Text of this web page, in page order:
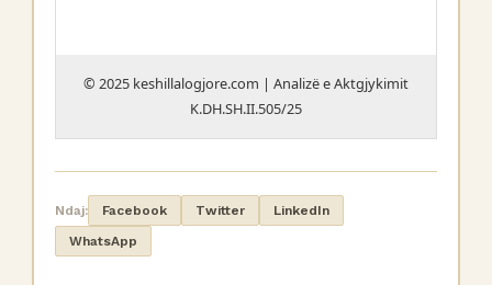
© 2025 keshillalogjore.com | Analizë e Aktgjykimit
K.DH.SH.II.505/25
Ndaj: Facebook Twitter
LinkedIn
WhatsApp